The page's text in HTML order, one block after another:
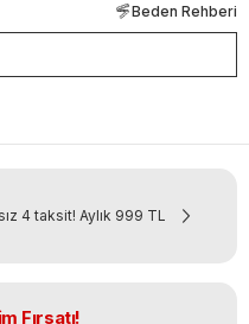
Beden Rehberi
4 taksit! Aylık 999 TL
Fırsatı!